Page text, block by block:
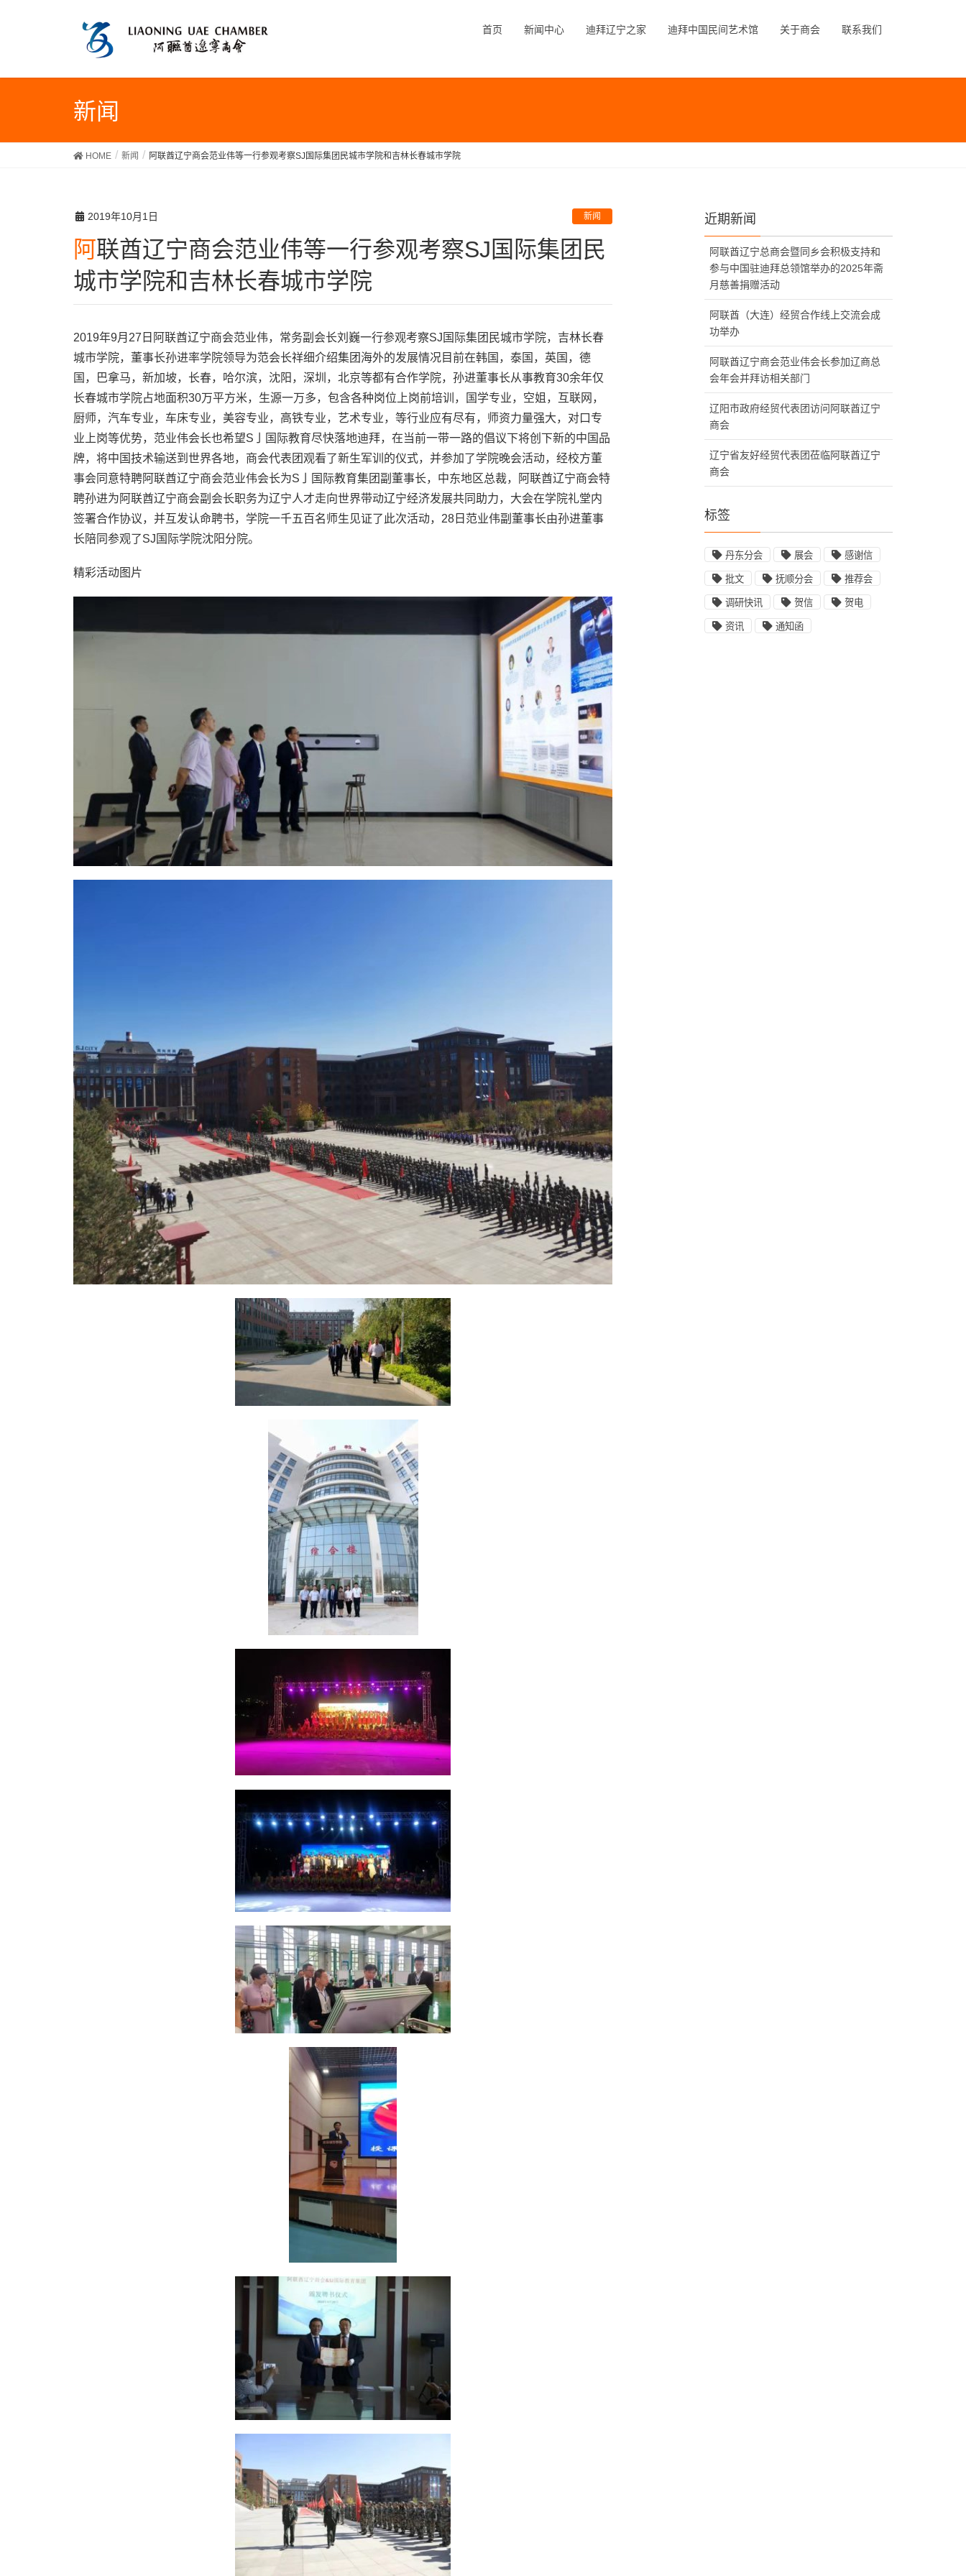
首页 新闻中心 迪拜辽宁之家 迪拜中国民间艺术馆 关于商会 联系我们
新闻
HOME 新闻 阿联酋辽宁商会范业伟等一行参观考察SJ国际集团民城市学院和吉林长春城市学院
2019年10月1日 新闻
阿联酋辽宁商会范业伟等一行参观考察SJ国际集团民
城市学院和吉林长春城市学院
2019年9月27日阿联酋辽宁商会范业伟，常务副会长刘巍一行参观考察SJ国际集团民城市学院，吉林长春
城市学院，董事长孙进率学院领导为范会长祥细介绍集团海外的发展情况目前在韩国，泰国，英国，德
国，巴拿马，新加坡，长春，哈尔滨，沈阳，深圳，北京等都有合作学院，孙进董事长从事教育30余年仅
长春城市学院占地面积30万平方米，生源一万多，包含各种岗位上岗前培训，国学专业，空姐，互联网，
厨师，汽车专业，车床专业，美容专业，高铁专业，艺术专业，等行业应有尽有，师资力量强大，对口专
业上岗等优势，范业伟会长也希望S亅国际教育尽快落地迪拜，在当前一带一路的倡议下将创下新的中国品
牌，将中国技术输送到世界各地，商会代表团观看了新生军训的仪式，并参加了学院晚会活动，经校方董
事会同意特聘阿联酋辽宁商会范业伟会长为S亅国际教育集团副董事长，中东地区总裁，阿联酋辽宁商会特
聘孙进为阿联酋辽宁商会副会长职务为辽宁人才走向世界带动辽宁经济发展共同助力，大会在学院礼堂内
签署合作协议，并互发认命聘书，学院一千五百名师生见证了此次活动，28日范业伟副董事长由孙进董事
长陪同参观了SJ国际学院沈阳分院。
精彩活动图片
近期新闻
阿联酋辽宁总商会暨同乡会积极支持和
参与中国驻迪拜总领馆举办的2025年斋
月慈善捐赠活动
阿联酋（大连）经贸合作线上交流会成
功举办
阿联酋辽宁商会范业伟会长参加辽商总
会年会并拜访相关部门
辽阳市政府经贸代表团访问阿联酋辽宁
商会
辽宁省友好经贸代表团莅临阿联酋辽宁
商会
标签
丹东分会 展会 感谢信
批文 抚顺分会 推荐会
调研快讯 贺信 贺电
资讯 通知函